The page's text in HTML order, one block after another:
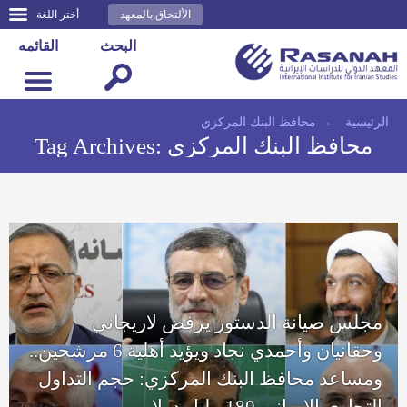
أختر اللغة الألتحاق بالمعهد
القائمه البحث
الرئيسية ← محافظ البنك المركزي
Tag Archives: محافظ البنك المركزي
مجلس صيانة الدستور يرفض لاريجاني
وحقانيان وأحمدي نجاد ويؤيد أهلية 6 مرشحين..
ومساعد محافظ البنك المركزي: حجم التداول